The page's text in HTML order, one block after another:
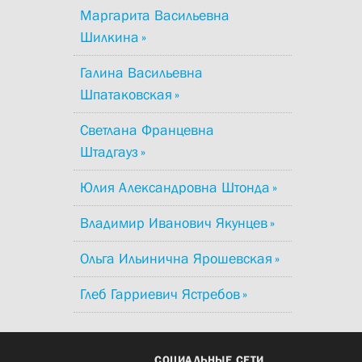
Маргарита Васильевна
Шилкина
Галина Васильевна
Шпатаковская
Светлана Францевна
Штадгауз
Юлия Александровна Штонда
Владимир Иванович Якунцев
Ольга Ильинична Ярошевская
Глеб Гарриевич Ястребов